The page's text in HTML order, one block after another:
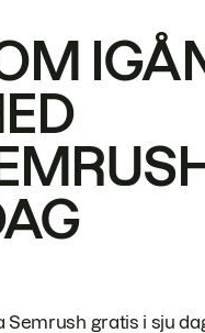
Semrush gratis i sju